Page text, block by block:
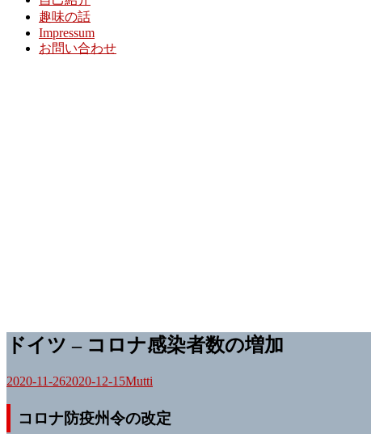
趣味の話
Impressum
お問い合わせ
ドイツ – コロナ感染者数の増加
2020-11-262020-12-15Mutti
コロナ防疫州令の改定